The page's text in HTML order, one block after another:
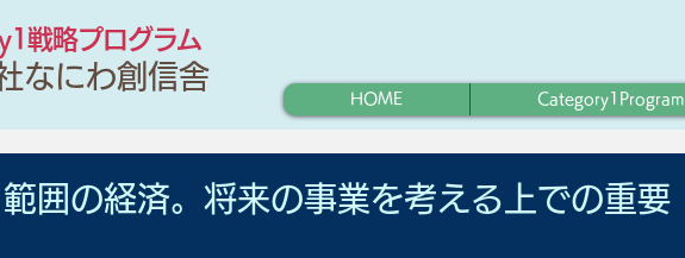
戦略プログラム
なにわ創信舎
HOME Category1Program
囲の経済。将来の事業を考える上での重要